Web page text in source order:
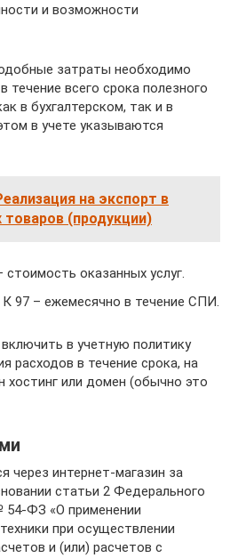
и возможности
затраты необходимо
течение всего срока полезного
в бухгалтерском, так и в
в учете указываются
на экспорт в
(продукции)
оказанных услуг.
К 97 – ежемесячно в течение СПИ.
в учетную политику
расходов в течение срока, на
хостинг или домен (обычно это
через интернет-магазин за
статьи 2 Федерального
54-ФЗ «О применении
при осуществлении
и (или) расчетов с